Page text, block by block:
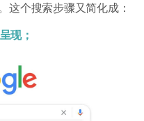
这个搜索步骤又简化成：
现；